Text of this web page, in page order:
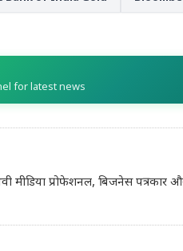
for latest news
मीडिया प्रोफेशनल, बिजनेस